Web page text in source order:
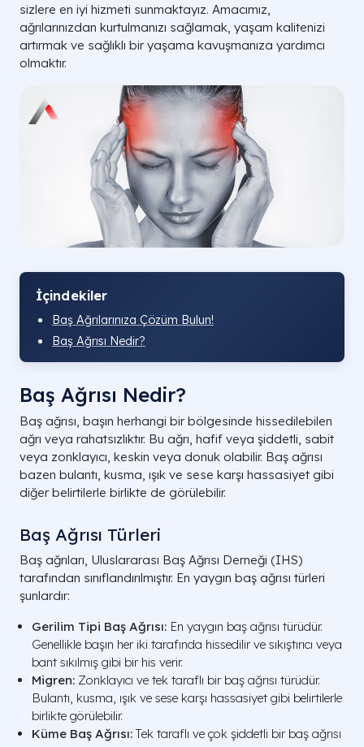
sizlere en iyi hizmeti sunmaktayız. Amacımız,
ağrılarınızdan kurtulmanızı sağlamak, yaşam kalitenizi
artırmak ve sağlıklı bir yaşama kavuşmanıza yardımcı
olmaktır.
İçindekiler
Baş Ağrılarınıza Çözüm Bulun!
Baş Ağrısı Nedir?
Baş Ağrısı Nedir?
Baş ağrısı, başın herhangi bir bölgesinde hissedilebilen
ağrı veya rahatsızlıktır. Bu ağrı, hafif veya şiddetli, sabit
veya zonklayıcı, keskin veya donuk olabilir. Baş ağrısı
bazen bulantı, kusma, ışık ve sese karşı hassasiyet gibi
diğer belirtilerle birlikte de görülebilir.
Baş Ağrısı Türleri
Baş ağrıları, Uluslararası Baş Ağrısı Derneği (IHS)
tarafından sınıflandırılmıştır. En yaygın baş ağrısı türleri
şunlardır:
Gerilim Tipi Baş Ağrısı: En yaygın baş ağrısı türüdür.
Genellikle başın her iki tarafında hissedilir ve sıkıştırıcı veya
bant sıkılmış gibi bir his verir.
Migren: Zonklayıcı ve tek taraflı bir baş ağrısı türüdür.
Bulantı, kusma, ışık ve sese karşı hassasiyet gibi belirtilerle
birlikte görülebilir.
Küme Baş Ağrısı: Tek taraflı ve çok şiddetli bir baş ağrısı